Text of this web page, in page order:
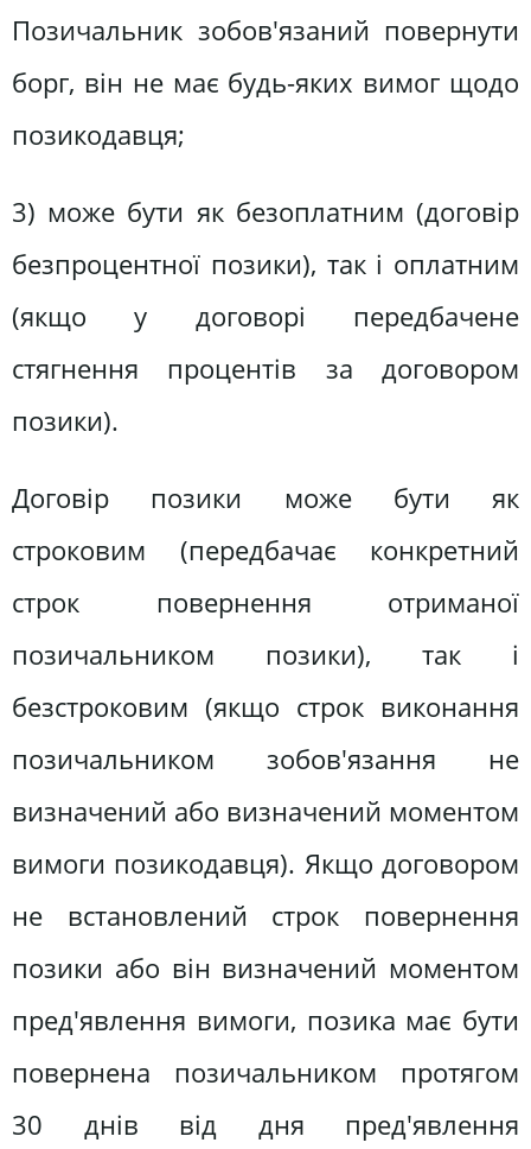
Позичальник зобов'язаний повернути
борг, він не має будь-яких вимог щодо
позикодавця;
3) може бути як безоплатним (договір
безпроцентної позики), так і оплатним
(якщо у договорі передбачене
стягнення процентів за договором
позики).
Договір позики може бути як
строковим (передбачає конкретний
строк повернення отриманої
позичальником позики), так і
безстроковим (якщо строк виконання
позичальником зобов'язання не
визначений або визначений моментом
вимоги позикодавця). Якщо договором
не встановлений строк повернення
позики або він визначений моментом
пред'явлення вимоги, позика має бути
повернена позичальником протягом
30 днів від дня пред'явлення